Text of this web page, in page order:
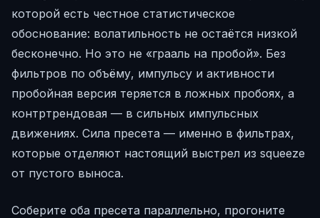
которой есть честное статистическое
обоснование: волатильность не остаётся низкой
бесконечно. Но это не «грааль на пробой». Без
фильтров по объёму, импульсу и активности
пробойная версия теряется в ложных пробоях, а
контртрендовая — в сильных импульсных
движениях. Сила пресета — именно в фильтрах,
которые отделяют настоящий выстрел из squeeze
от пустого выноса.
Соберите оба пресета параллельно, прогоните